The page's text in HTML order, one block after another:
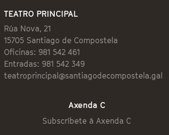
TEATRO PRINCIPAL
Rúa Nova, 21
15705 Santiago de Compostela
Oficinas: 981 542 461
Entradas: 981 542 349
teatroprincipal@santiagodecompostela.gal
Axenda C
Subscríbete á Axenda C